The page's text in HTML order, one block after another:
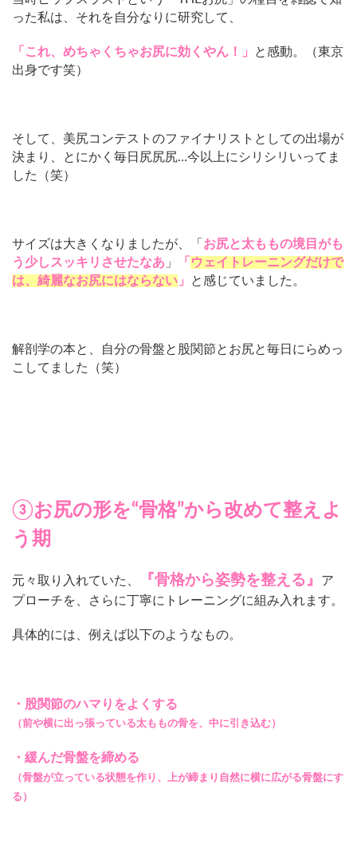
った私は、それを自分なりに研究して、
「これ、めちゃくちゃお尻に効くやん！」
と感動。（東京
出身です笑）
そして、美尻コンテストのファイナリストとしての出場が
決まり、とにかく毎日尻尻尻…今以上にシリシリいってま
した（笑）
サイズは大きくなりましたが、「 お尻と太ももの境目がも
う少しスッキリさせたなあ 」 「 ウェイトレーニングだけで
は、綺麗なお尻にはならない 」 と感じていました。
解剖学の本と、自分の骨盤と股関節とお尻と毎日にらめっ
こしてました（笑）
③お尻の形を“骨格”から改めて整えよ
う期
元々取り入れていた、 『骨格から姿勢を整える』
ア
プローチを、さらに丁寧にトレーニングに組み入れます。
具体的には、例えば以下のようなもの。
・股関節のハマりをよくする
（前や横に出っ張っている太ももの骨を、中に引き込む）
・緩んだ骨盤を締める
（骨盤が立っている状態を作り、上が締まり自然に横に広がる骨盤にす
る）